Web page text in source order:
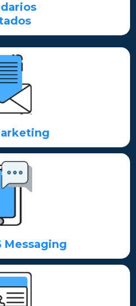
Messaging